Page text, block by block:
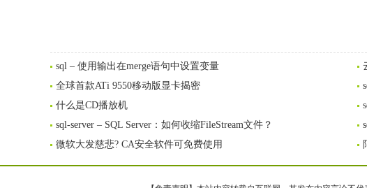
sql – 使用输出在merge语句中设置变量
全球首款ATi 9550移动版显卡揭密
什么是CD播放机
sql-server – SQL Server：如何收缩FileStream文件？
微软大发慈悲? CA安全软件可免费使用